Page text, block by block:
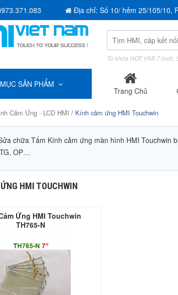
Địa chỉ: Số 10/ hẻm 25/105/10,
Tìm
kiếm:
Từ khóa HOT: HMI 7
SẢN PHẨM
Trang Chủ
Cảm Ứng - LCD HMI / Kính cảm ứng HMI Touchwin
chữa Tấm Kính cảm ứng màn hình HMI
OP…
HMI TOUCHWIN
Ứng HMI Touchwin
TH765-N